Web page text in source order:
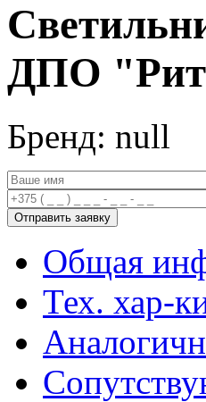
ДПО
Бренд: null
Общая
Тех. хар-